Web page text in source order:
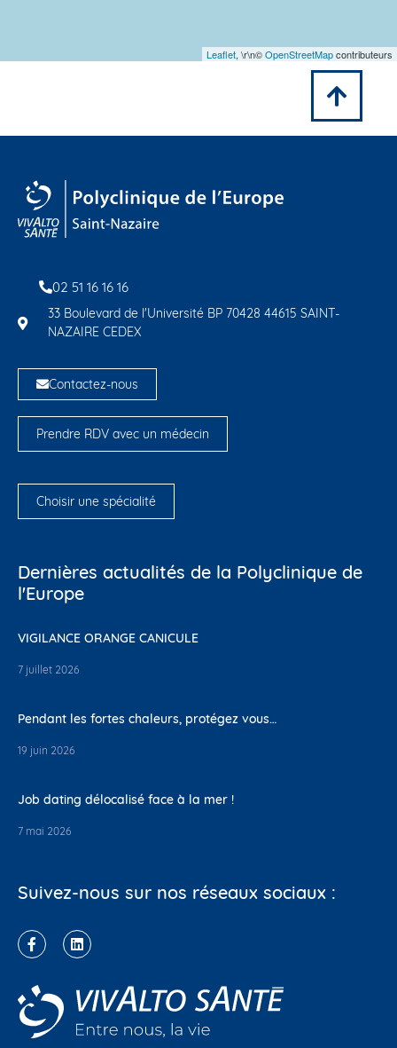
Leaflet, \r\n©OpenStreetMapcontributeurs
02 51 16 16 16
33 Boulevard de l'Université BP 70428 44615 SAINT-
NAZAIRE CEDEX
Contactez-nous
Prendre RDV avec un médecin
Choisir une spécialité
Dernières actualités de la Polyclinique de
l'Europe
VIGILANCE ORANGE CANICULE
7 juillet 2026
Pendant les fortes chaleurs, protégez vous…
19 juin 2026
Job dating délocalisé face à la mer !
7 mai 2026
Suivez-nous sur nos réseaux sociaux :